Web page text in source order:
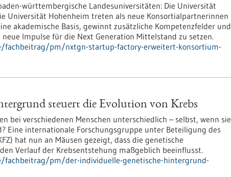
württembergische Landesuniversitäten: Die Universität
Universität Hohenheim treten als neue Konsortialpartnerinnen
akademische Basis, gewinnt zusätzliche Kompetenzfelder und
Impulse für die Next Generation Mittelstand zu setzen.
fachbeitrag/pm/nxtgn-startup-factory-erweitert-konsortium-
steuert die Evolution von Krebs
bei verschiedenen Menschen unterschiedlich – selbst, wenn sie
Eine internationale Forschungsgruppe unter Beteiligung des
hat nun an Mäusen gezeigt, dass die genetische
Verlauf der Krebsentstehung maßgeblich beeinflusst.
pm/der-individuelle-genetische-hintergrund-